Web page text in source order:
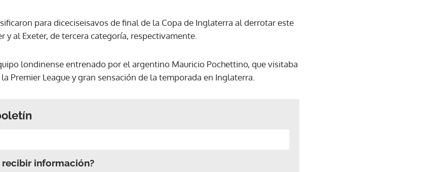
para diceciseisavos de final de la Copa de Inglaterra al derrotar este
y al Exeter, de tercera categoría, respectivamente.
londinense entrenado por el argentino Mauricio Pochettino, que visitaba
Premier League y gran sensación de la temporada en Inglaterra.
recibir información?